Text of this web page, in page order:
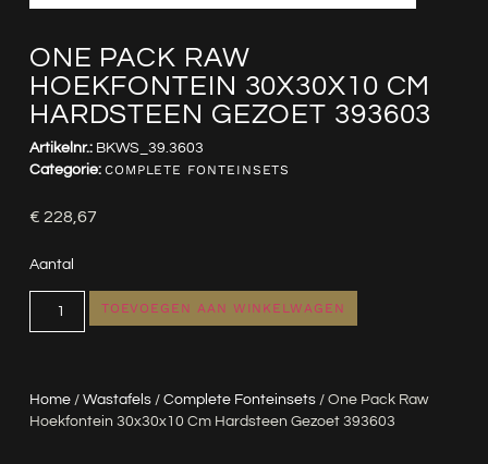
ONE PACK RAW
HOEKFONTEIN 30X30X10 CM
HARDSTEEN GEZOET 393603
Home/ Wastafels/ Complete Fonteinsets/ One Pack Raw
Hoekfontein 30x30x10 Cm Hardsteen Gezoet 393603
Artikelnr.: BKWS_39.3603
Categorie: COMPLETE FONTEINSETS
€ 228,67
Aantal
TOEVOEGEN AAN WINKELWAGEN